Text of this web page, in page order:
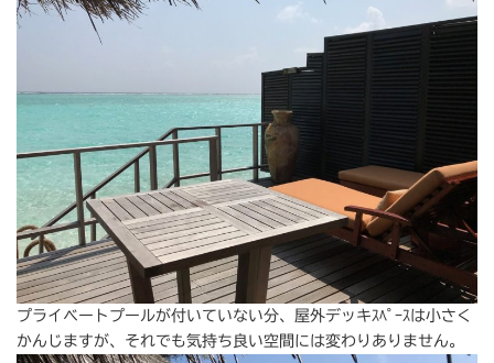
プライベートプールが付いていない分、屋外デッキｽﾍﾟｰｽは小さく
かんじますが、それでも気持ち良い空間には変わりありません。